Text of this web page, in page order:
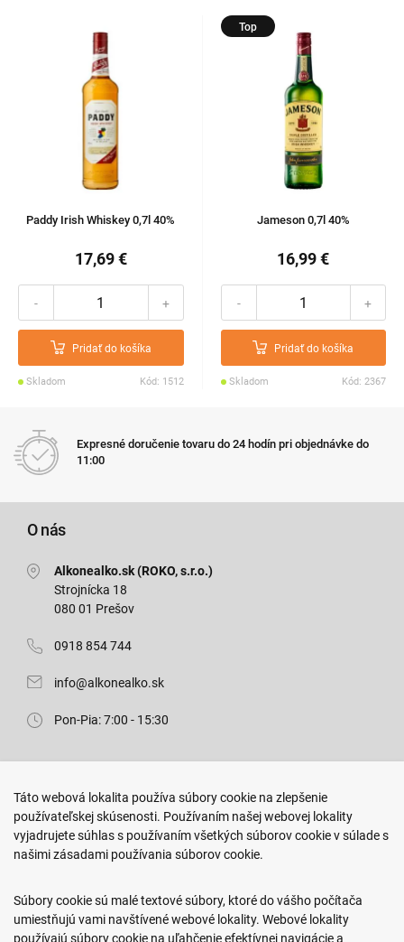
Paddy Irish Whiskey 0,7l 40%
17,69 €
- +
Pridať do košíka
Skladom Kód: 1512
Top
Jameson 0,7l 40%
16,99 €
- +
Pridať do košíka
Skladom Kód: 2367
Expresné doručenie tovaru do 24 hodín pri objednávke do
11:00
O nás
Alkonealko.sk (ROKO, s.r.o.)
Strojnícka 18
080 01 Prešov
0918 854 744
info@alkonealko.sk
Pon-Pia: 7:00 - 15:30
Arm. gen. Svobodu 23/A
080 01 Prešov
0917 466 578
sekcovpredajna@doroka.sk
Pon-Ned: 9:00 - 20:00
Táto webová lokalita používa súbory cookie na zlepšenie
používateľskej skúsenosti. Používaním našej webovej lokality
vyjadrujete súhlas s používaním všetkých súborov cookie v súlade s
našimi zásadami používania súborov cookie.
Súbory cookie sú malé textové súbory, ktoré do vášho počítača
umiestňujú vami navštívené webové lokality. Webové lokality
používajú súbory cookie na uľahčenie efektívnej navigácie a